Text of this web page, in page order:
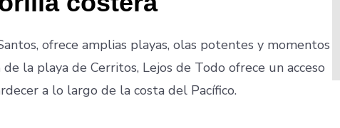
ofrece amplias playas, olas potentes y momentos
la playa de Cerritos, Lejos de Todo ofrece un acceso
a lo largo de la costa del Pacífico.